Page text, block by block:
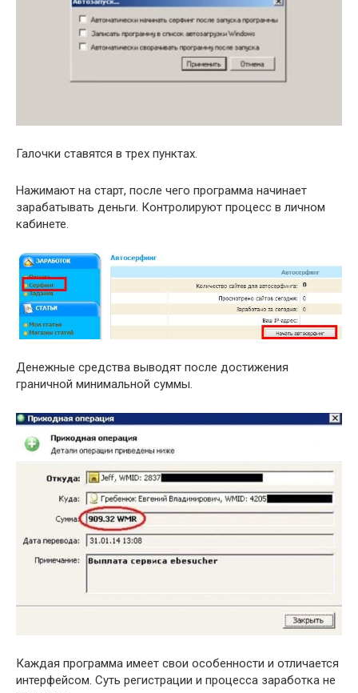
Галочки ставятся в трех пунктах.
Нажимают на старт, после чего программа начинает
зарабатывать деньги. Контролируют процесс в личном
кабинете.
Денежные средства выводят после достижения
граничной минимальной суммы.
Каждая программа имеет свои особенности и отличается
интерфейсом. Суть регистрации и процесса заработка не